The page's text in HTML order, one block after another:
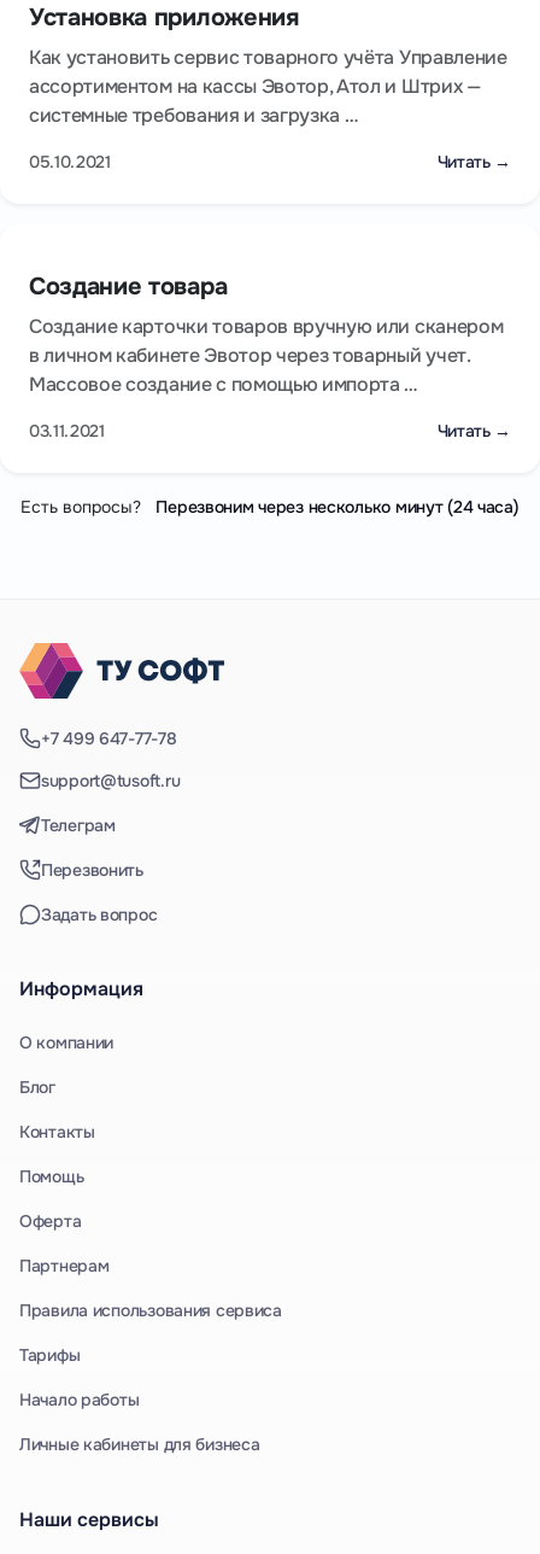
Установка приложения
Как установить сервис товарного учёта Управление
ассортиментом на кассы Эвотор, Атол и Штрих —
системные требования и загрузка …
05.10.2021 Читать →
Создание товара
Создание карточки товаров вручную или сканером
в личном кабинете Эвотор через товарный учет.
Массовое создание с помощью импорта …
03.11.2021 Читать →
Есть вопросы? Перезвоним через несколько минут (24 часа)
+7 499 647-77-78
support@tusoft.ru
Телеграм
Перезвонить
Задать вопрос
Информация
О компании
Блог
Контакты
Помощь
Оферта
Партнерам
Правила использования сервиса
Тарифы
Начало работы
Личные кабинеты для бизнеса
Наши сервисы